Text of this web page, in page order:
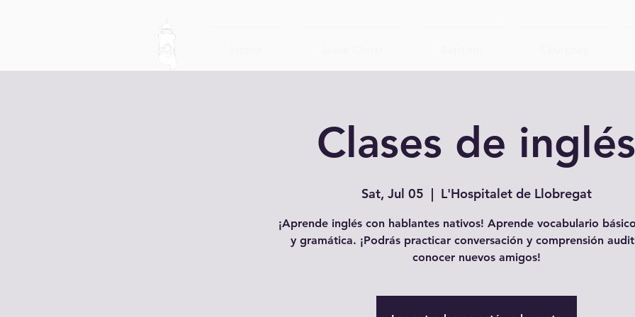
Clases de inglés
Sat, Jul 05
  |
L'Hospitalet de Llobregat
¡Aprende inglés con hablantes nativos! Aprende vocabulario
y gramática. ¡Podrás practicar conversación y comprensión
conocer nuevos amigos!